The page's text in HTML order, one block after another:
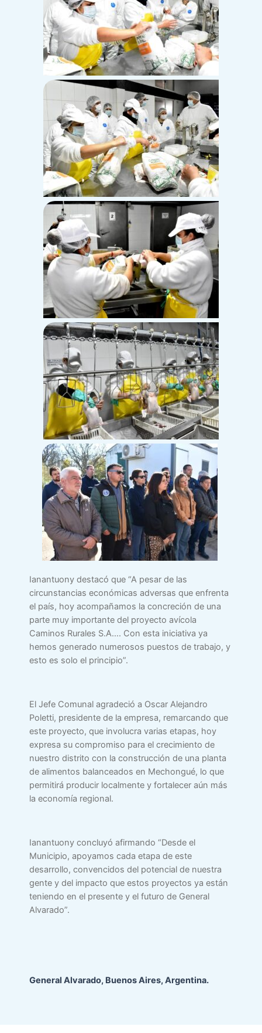
Ianantuony destacó que “A pesar de las
circunstancias económicas adversas que enfrenta
el país, hoy acompañamos la concreción de una
parte muy importante del proyecto avícola
Caminos Rurales S.A…. Con esta iniciativa ya
hemos generado numerosos puestos de trabajo, y
esto es solo el principio”.
El Jefe Comunal agradeció a Oscar Alejandro
Poletti, presidente de la empresa, remarcando que
este proyecto, que involucra varias etapas, hoy
expresa su compromiso para el crecimiento de
nuestro distrito con la construcción de una planta
de alimentos balanceados en Mechongué, lo que
permitirá producir localmente y fortalecer aún más
la economía regional.
Ianantuony concluyó afirmando “Desde el
Municipio, apoyamos cada etapa de este
desarrollo, convencidos del potencial de nuestra
gente y del impacto que estos proyectos ya están
teniendo en el presente y el futuro de General
Alvarado”.
General Alvarado, Buenos Aires, Argentina.